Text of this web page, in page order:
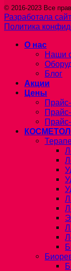
© 2016-2023 Все
Разработала
Политика
О нас
Наши
Блог
Акции
Цены
Прайс-